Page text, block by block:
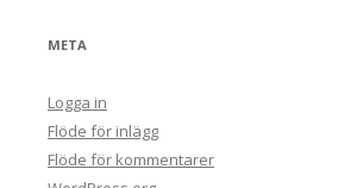
META
Logga in
Flöde för inlägg
Flöde för kommentarer